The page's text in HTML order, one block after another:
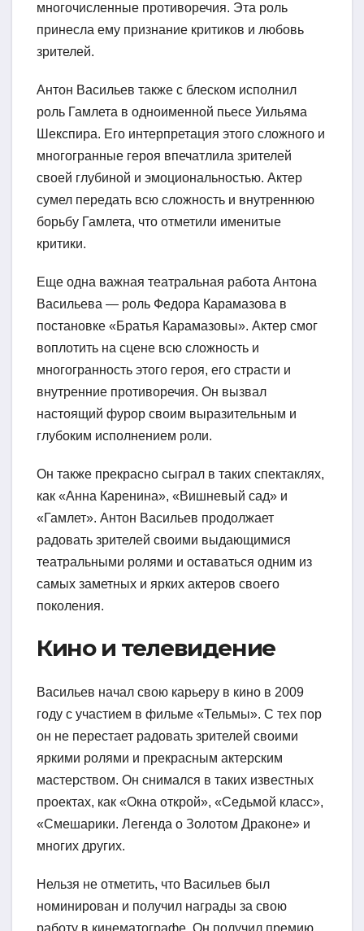
многочисленные противоречия. Эта роль
принесла ему признание критиков и любовь
зрителей.
Антон Васильев также с блеском исполнил
роль Гамлета в одноименной пьесе Уильяма
Шекспира. Его интерпретация этого сложного и
многогранные героя впечатлила зрителей
своей глубиной и эмоциональностью. Актер
сумел передать всю сложность и внутреннюю
борьбу Гамлета, что отметили именитые
критики.
Еще одна важная театральная работа Антона
Васильева — роль Федора Карамазова в
постановке «Братья Карамазовы». Актер смог
воплотить на сцене всю сложность и
многогранность этого героя, его страсти и
внутренние противоречия. Он вызвал
настоящий фурор своим выразительным и
глубоким исполнением роли.
Он также прекрасно сыграл в таких спектаклях,
как «Анна Каренина», «Вишневый сад» и
«Гамлет». Антон Васильев продолжает
радовать зрителей своими выдающимися
театральными ролями и оставаться одним из
самых заметных и ярких актеров своего
поколения.
Кино и телевидение
Васильев начал свою карьеру в кино в 2009
году с участием в фильме «Тельмы». С тех пор
он не перестает радовать зрителей своими
яркими ролями и прекрасным актерским
мастерством. Он снимался в таких известных
проектах, как «Окна открой», «Седьмой класс»,
«Смешарики. Легенда о Золотом Драконе» и
многих других.
Нельзя не отметить, что Васильев был
номинирован и получил награды за свою
работу в кинематографе. Он получил премию